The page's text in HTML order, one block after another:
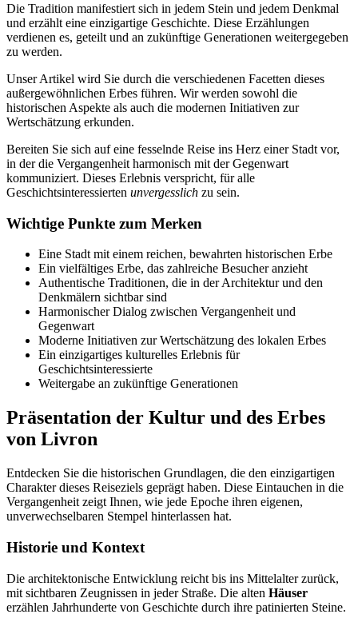
Die Tradition manifestiert sich in jedem Stein und jedem Denkmal
und erzählt eine einzigartige Geschichte. Diese Erzählungen
verdienen es, geteilt und an zukünftige Generationen weitergegeben
zu werden.
Unser Artikel wird Sie durch die verschiedenen Facetten dieses
außergewöhnlichen Erbes führen. Wir werden sowohl die
historischen Aspekte als auch die modernen Initiativen zur
Wertschätzung erkunden.
Bereiten Sie sich auf eine fesselnde Reise ins Herz einer Stadt vor,
in der die Vergangenheit harmonisch mit der Gegenwart
kommuniziert. Dieses Erlebnis verspricht, für alle
Geschichtsinteressierten unvergesslich zu sein.
Wichtige Punkte zum Merken
Eine Stadt mit einem reichen, bewahrten historischen Erbe
Ein vielfältiges Erbe, das zahlreiche Besucher anzieht
Authentische Traditionen, die in der Architektur und den
Denkmälern sichtbar sind
Harmonischer Dialog zwischen Vergangenheit und
Gegenwart
Moderne Initiativen zur Wertschätzung des lokalen Erbes
Ein einzigartiges kulturelles Erlebnis für
Geschichtsinteressierte
Weitergabe an zukünftige Generationen
Präsentation der Kultur und des Erbes
von Livron
Entdecken Sie die historischen Grundlagen, die den einzigartigen
Charakter dieses Reiseziels geprägt haben. Diese Eintauchen in die
Vergangenheit zeigt Ihnen, wie jede Epoche ihren eigenen,
unverwechselbaren Stempel hinterlassen hat.
Historie und Kontext
Die architektonische Entwicklung reicht bis ins Mittelalter zurück,
mit sichtbaren Zeugnissen in jeder Straße. Die alten Häuser
erzählen Jahrhunderte von Geschichte durch ihre patinierten Steine.